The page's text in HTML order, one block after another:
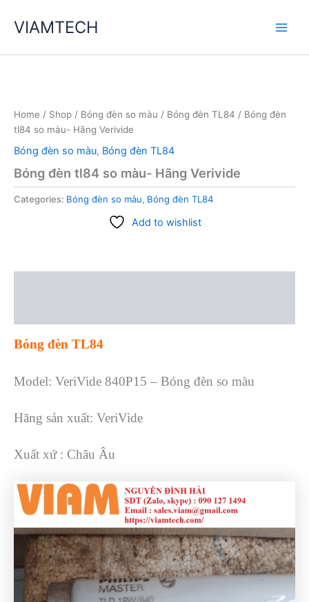
VIAMTECH
Home / Shop / Bóng đèn so màu / Bóng đèn TL84 / Bóng đèn
tl84 so màu- Hãng Verivide
Bóng đèn so màu, Bóng đèn TL84
Bóng đèn tl84 so màu- Hãng Verivide
Categories: Bóng đèn so màu, Bóng đèn TL84
Add to wishlist
Bóng đèn TL84
Model: VeriVide 840P15 – Bóng đèn so màu
Hãng sản xuất: VeriVide
Xuất xứ : Châu Âu